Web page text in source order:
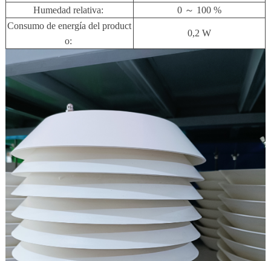
Humedad relativa:
0 ～ 100 %
Consumo de energía del product
o:
0,2 W